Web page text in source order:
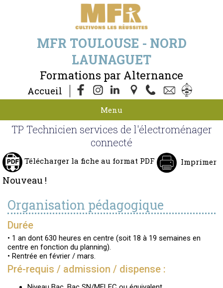
MFR TOULOUSE - NORD
LAUNAGUET
Formations par Alternance
Accueil
Menu
TP Technicien services de l'électroménager
connecté
Télécharger la fiche au format PDF Imprimer
Nouveau !
Organisation pédagogique
Durée
• 1 an dont 630 heures en centre (soit 18 à 19 semaines en
centre en fonction du planning).
• Rentrée en février / mars.
Pré-requis / admission / dispense :